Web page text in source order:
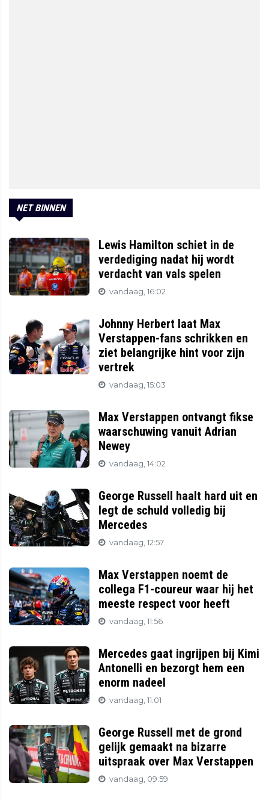
NET BINNEN
Lewis Hamilton schiet in de
verdediging nadat hij wordt
verdacht van vals spelen
vandaag, 16:02
Johnny Herbert laat Max
Verstappen-fans schrikken en
ziet belangrijke hint voor zijn
vertrek
vandaag, 15:03
Max Verstappen ontvangt fikse
waarschuwing vanuit Adrian
Newey
vandaag, 14:02
George Russell haalt hard uit en
legt de schuld volledig bij
Mercedes
vandaag, 12:57
Max Verstappen noemt de
collega F1-coureur waar hij het
meeste respect voor heeft
vandaag, 11:56
Mercedes gaat ingrijpen bij Kimi
Antonelli en bezorgt hem een
enorm nadeel
vandaag, 11:01
George Russell met de grond
gelijk gemaakt na bizarre
uitspraak over Max Verstappen
vandaag, 09:59